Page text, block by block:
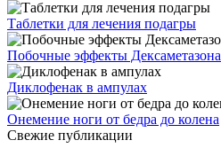
Таблетки для лечения подагры
Побочные эффекты Дексаметазона
Диклофенак в ампулах
Онемение ноги от бедра до колена
Свежие публикации